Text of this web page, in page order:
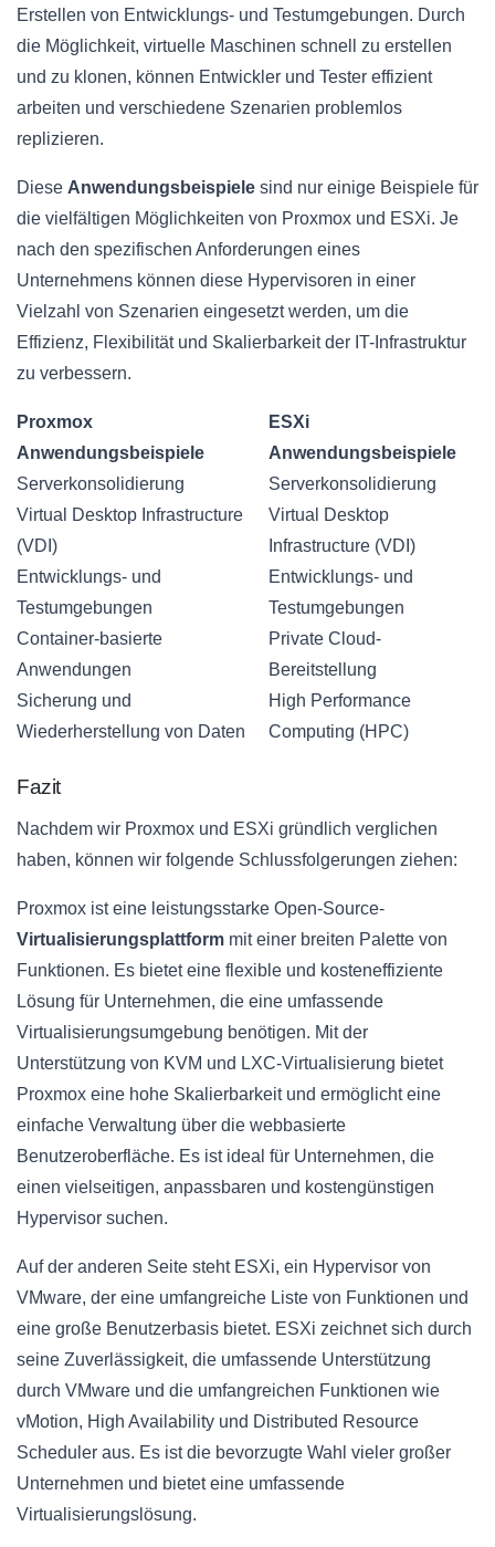
Erstellen von Entwicklungs- und Testumgebungen. Durch
die Möglichkeit, virtuelle Maschinen schnell zu erstellen
und zu klonen, können Entwickler und Tester effizient
arbeiten und verschiedene Szenarien problemlos
replizieren.
Diese Anwendungsbeispiele sind nur einige Beispiele für
die vielfältigen Möglichkeiten von Proxmox und ESXi. Je
nach den spezifischen Anforderungen eines
Unternehmens können diese Hypervisoren in einer
Vielzahl von Szenarien eingesetzt werden, um die
Effizienz, Flexibilität und Skalierbarkeit der IT-Infrastruktur
zu verbessern.
Proxmox
Anwendungsbeispiele
ESXi
Anwendungsbeispiele
Serverkonsolidierung
Serverkonsolidierung
Virtual Desktop Infrastructure
(VDI)
Virtual Desktop
Infrastructure (VDI)
Entwicklungs- und
Testumgebungen
Entwicklungs- und
Testumgebungen
Container-basierte
Anwendungen
Private Cloud-
Bereitstellung
Sicherung und
Wiederherstellung von Daten
High Performance
Computing (HPC)
Fazit
Nachdem wir Proxmox und ESXi gründlich verglichen
haben, können wir folgende Schlussfolgerungen ziehen:
Proxmox ist eine leistungsstarke Open-Source-
Virtualisierungsplattform mit einer breiten Palette von
Funktionen. Es bietet eine flexible und kosteneffiziente
Lösung für Unternehmen, die eine umfassende
Virtualisierungsumgebung benötigen. Mit der
Unterstützung von KVM und LXC-Virtualisierung bietet
Proxmox eine hohe Skalierbarkeit und ermöglicht eine
einfache Verwaltung über die webbasierte
Benutzeroberfläche. Es ist ideal für Unternehmen, die
einen vielseitigen, anpassbaren und kostengünstigen
Hypervisor suchen.
Auf der anderen Seite steht ESXi, ein Hypervisor von
VMware, der eine umfangreiche Liste von Funktionen und
eine große Benutzerbasis bietet. ESXi zeichnet sich durch
seine Zuverlässigkeit, die umfassende Unterstützung
durch VMware und die umfangreichen Funktionen wie
vMotion, High Availability und Distributed Resource
Scheduler aus. Es ist die bevorzugte Wahl vieler großer
Unternehmen und bietet eine umfassende
Virtualisierungslösung.